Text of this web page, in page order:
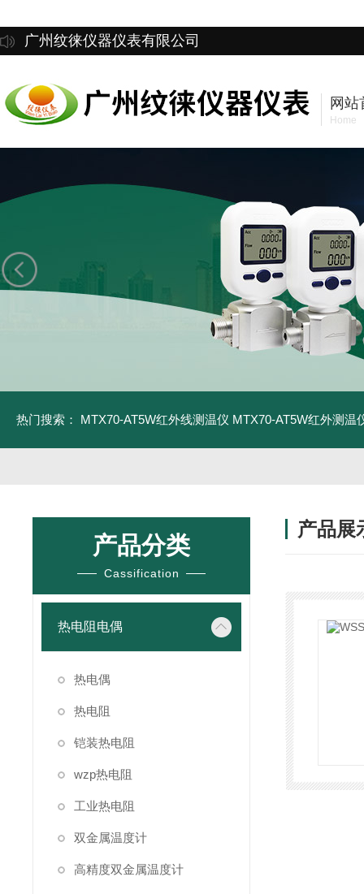
广州纹徕仪器仪表有限公司
网站
Home
热门搜索： MTX70-AT5W红外线测温仪 MTX70-AT5W红外测温
产品分类
Cassification
热电阻电偶
热电偶
热电阻
铠装热电阻
wzp热电阻
工业热电阻
双金属温度计
高精度双金属温度计
产品展